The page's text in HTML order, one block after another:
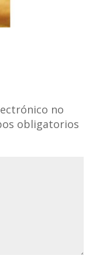
no
obligatorios